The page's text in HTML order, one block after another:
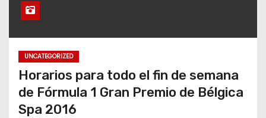
UNCATEGORIZED
Horarios para todo el fin de semana
de Fórmula 1 Gran Premio de Bélgica
Spa 2016